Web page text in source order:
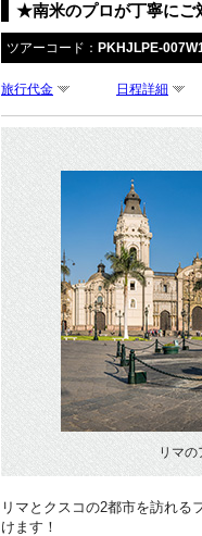
★南米のプロが丁寧にご
ツアーコード： PKHJLPE-
旅行代金 日程詳細
リマの
リマとクスコの2都市を訪れる
けます！